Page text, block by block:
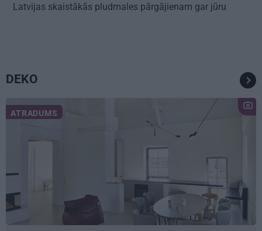
Latvijas skaistākās pludmales pārgājienam gar jūru
DEKO
ATRADUMS